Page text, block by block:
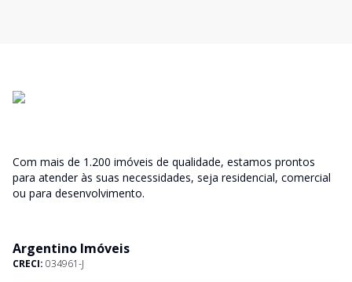
Com mais de 1.200 imóveis de qualidade, estamos prontos
para atender às suas necessidades, seja residencial, comercial
ou para desenvolvimento.
Argentino Imóveis
CRECI: 034961-J